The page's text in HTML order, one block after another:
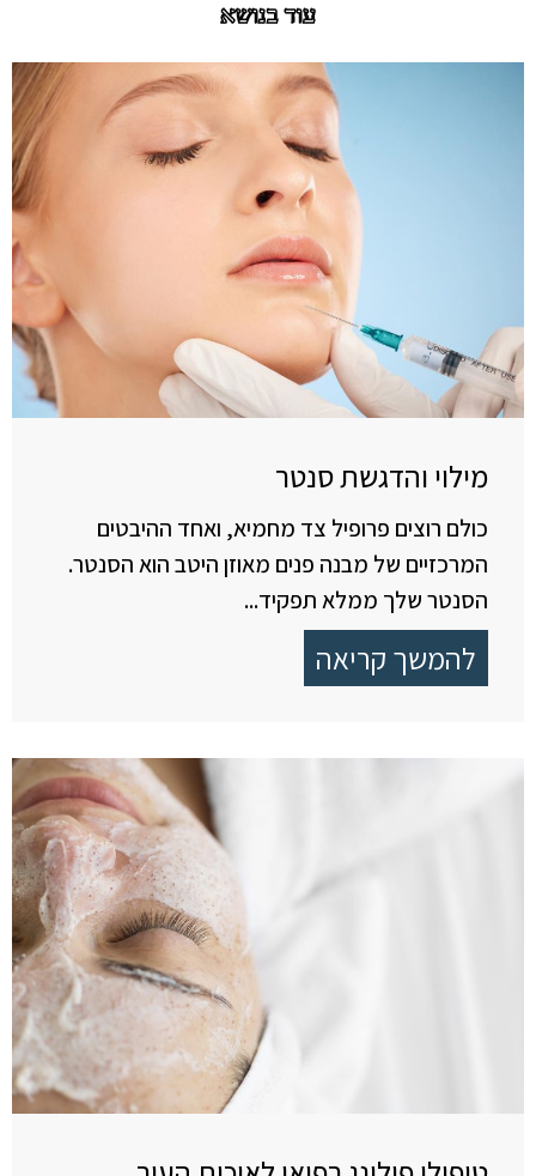
עוד בנושא
מילוי והדגשת סנטר
כולם רוצים פרופיל צד מחמיא, ואחד ההיבטים
המרכזיים של מבנה פנים מאוזן היטב הוא הסנטר.
הסנטר שלך ממלא תפקיד...
להמשך קריאה